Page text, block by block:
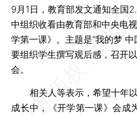
9月1日，教育部发文通知全国
中组织收看由教育部和中央电
学第一课》。主题是“我的梦 中
要组织学生撰写观后感，召开
会。
相关人等表示，希望十年以
成长中，《开学第一课》会成